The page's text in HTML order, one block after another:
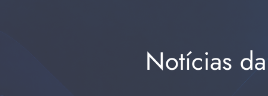
Notícias